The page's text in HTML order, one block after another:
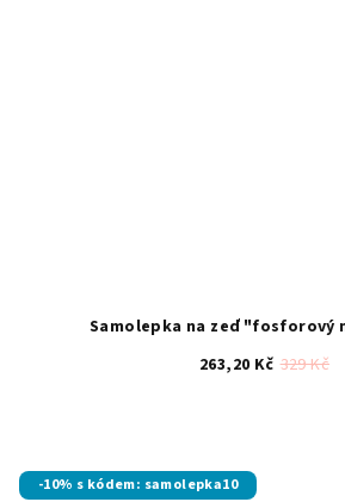
Samolepka na zeď "fosforový
263,20 Kč 329 Kč
-10% s kódem: samolepka10